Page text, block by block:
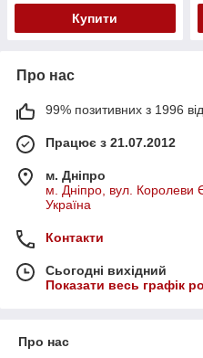
Купити
Про нас
99% позитивних з 1996
Працює з 21.07.2012
м. Дніпро
м. Дніпро, вул. Королеви
Україна
Контакти
Сьогодні вихідний
Показати весь графік
Про нас